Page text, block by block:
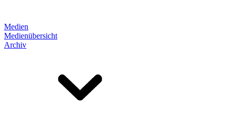
Medien
Medienübersicht
Archiv